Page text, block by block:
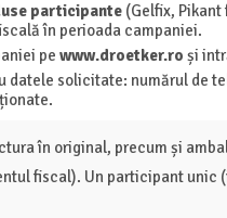
participante(Gelfix, Pikant
în perioada campaniei.
pe www.droetker.ro și
datele solicitate: numărul de
în original, precum și
fiscal). Un participant